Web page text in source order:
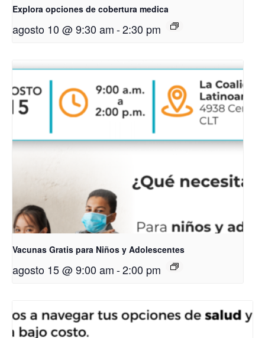
Explora opciones de cobertura medica
agosto 10 @ 9:30 am-2:30 pm
Vacunas Gratis para Niños y Adolescentes
agosto 15 @ 9:00 am-2:00 pm